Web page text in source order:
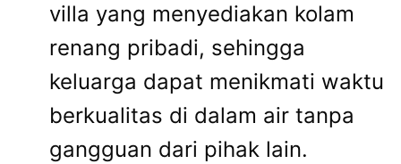
villa yang menyediakan kolam
renang pribadi, sehingga
keluarga dapat menikmati waktu
berkualitas di dalam air tanpa
gangguan dari pihak lain.